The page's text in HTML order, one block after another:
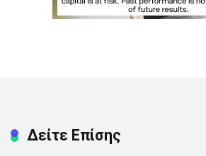
Δείτε Επίσης